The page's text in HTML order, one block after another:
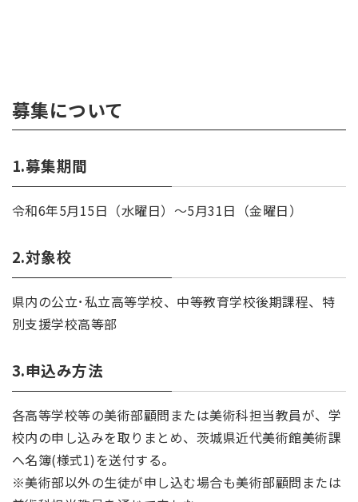
募集について
1.募集期間
令和6年5月15日（水曜日）～5月31日（金曜日）
2.対象校
県内の公立･私立高等学校、中等教育学校後期課程、特
別支援学校高等部
3.申込み方法
各高等学校等の美術部顧問または美術科担当教員が、学
校内の申し込みを取りまとめ、茨城県近代美術館美術課
へ名簿(様式1)を送付する。
※美術部以外の生徒が申し込む場合も美術部顧問または